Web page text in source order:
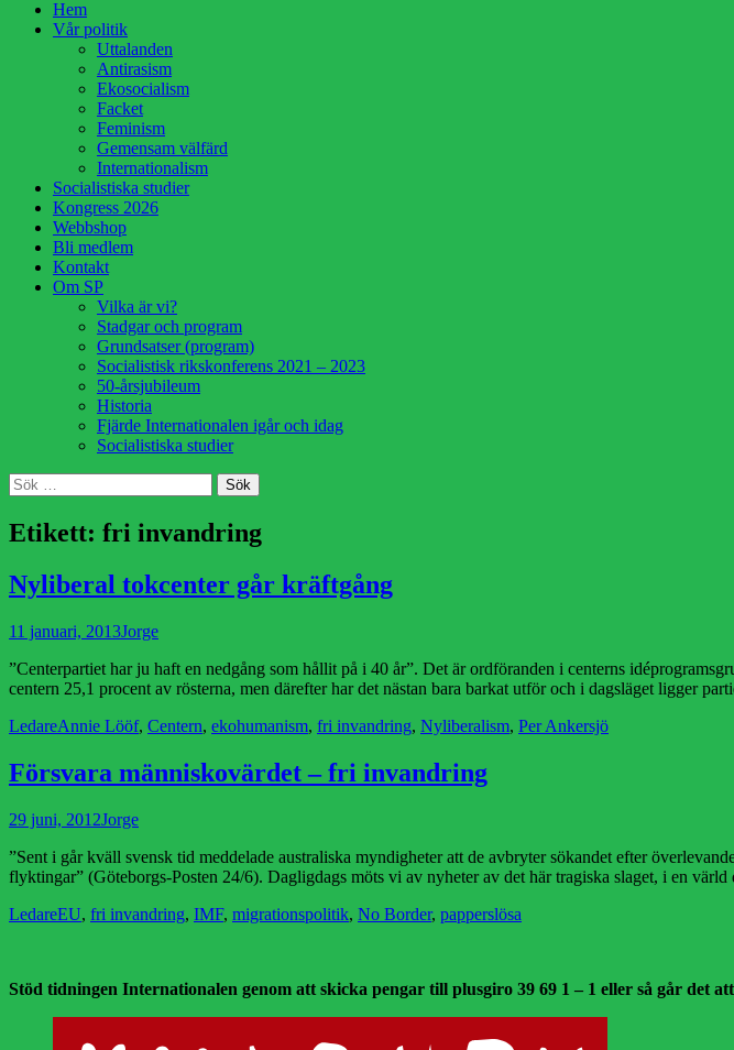
HoppaHem
Vår politik
Uttalanden
Antirasism
Ekosocialism
Facket
Feminism
Gemensam välfärd
Internationalism
Socialistiska studier
Kongress 2026
Webbshop
Bli medlem
Kontakt
Om SP
Vilka är vi?
Stadgar och program
Grundsatser (program)
Socialistisk rikskonferens 2021 – 2023
50-årsjubileum
Historia
Fjärde Internationalen igår och idag
Socialistiska studier
Sök
Sök
efter:
Etikett: fri invandring
Nyliberal tokcenter går kräftgång
Publicerad
11 januari, 2013Författare
Jorge
”Centerpartiet har ju haft en nedgång som hållit på i 40 år”. Det är ordföranden i centerns
centern 25,1 procent av rösterna, men därefter har det nästan bara barkat utför och i dagsläget ligger
Kategorier
LedareEtiketter
Annie Lööf, Centern, ekohumanism, fri invandring, Nyliberalism, Per Ankersjö
Försvara människovärdet – fri invandring
Publicerad
29 juni, 2012Författare
Jorge
”Sent i går kväll svensk tid meddelade australiska myndigheter att de avbryter sökandet efter
flyktingar” (Göteborgs-Posten 24/6). Dagligdags möts vi av nyheter av det här tragiska slaget, i en
Kategorier
LedareEtiketter
EU, fri invandring, IMF, migrationspolitik, No Border, papperslösa
Stöd tidningen Internationalen genom att skicka pengar till plusgiro 39 69 1 – 1 eller så går det